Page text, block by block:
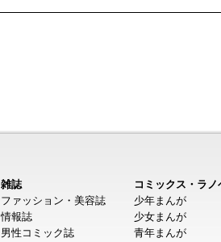
雑誌
ファッション・美容誌
情報誌
男性コミック誌
コミックス・ラノ
少年まんが
少女まんが
青年まんが